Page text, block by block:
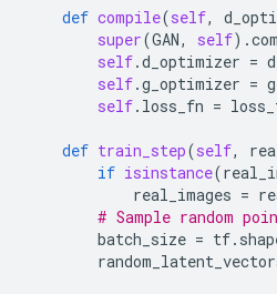
def compile(self,
super(GAN, self) .
self.d_optimizer =
self.g_optimizer =
self. loss_fn =
def train_step(self,
if isinstance(
real_images =
# Sample random
batch_size = tf.